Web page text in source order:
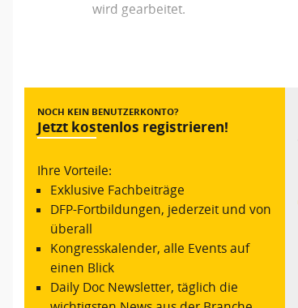
wird gearbeitet.
NOCH KEIN BENUTZERKONTO?
Jetzt kostenlos registrieren!
Ihre Vorteile:
Exklusive Fachbeiträge
DFP-Fortbildungen, jederzeit und von
überall
Kongresskalender, alle Events auf
einen Blick
Daily Doc Newsletter, täglich die